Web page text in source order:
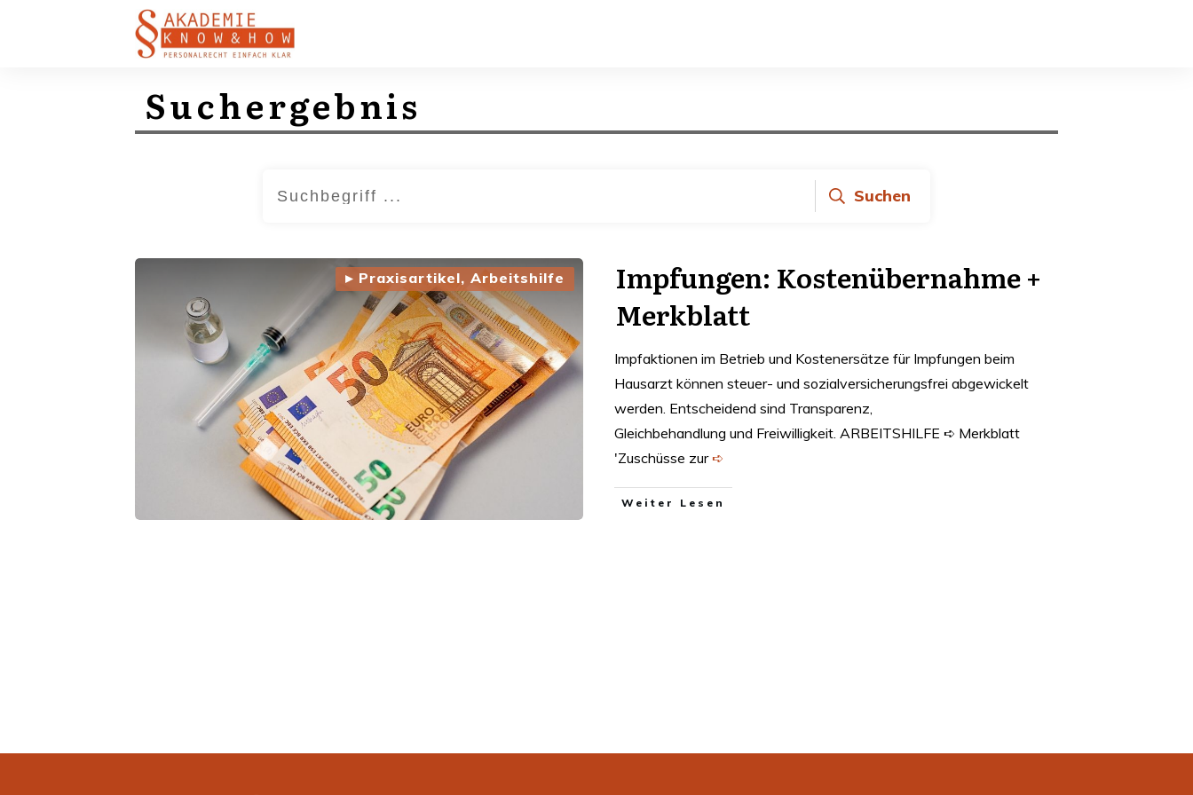
Suchergebnis
Suchen
▸ Praxisartikel, Arbeitshilfe
Imp­fun­gen: Kos­ten­über­nahme +
Merk­blatt
Impfaktionen im Betrieb und Kostenersätze für Impfungen beim
Hausarzt können steuer- und sozialversicherungsfrei abgewickelt
werden. Entscheidend sind Transparenz,
Gleichbehandlung und Freiwilligkeit. ARBEITSHILFE ➪ Merkblatt
'Zuschüsse zur ➪
Weiter Lesen